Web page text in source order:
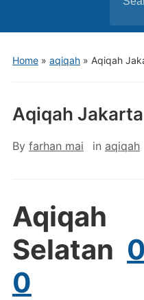
for:
Home» aqiqah» Aqiqah
Aqiqah
By farhan mai in aqiqah
Selatan
0